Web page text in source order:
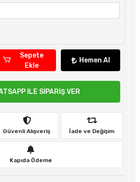
Sepete
Ekle
Hemen Al
İLE SİPARİŞ VER
Güvenli Alışveriş İade ve Değişim
Kapıda Ödeme